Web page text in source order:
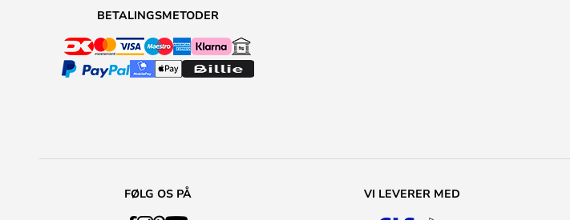
BETALINGSMETODER
FØLG OS PÅ VI LEVERER MED